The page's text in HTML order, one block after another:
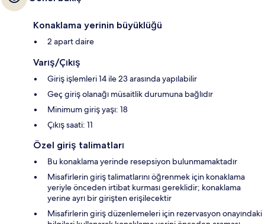
Konaklama yerinin büyüklüğü
2 apart daire
Varış/Çıkış
Giriş işlemleri 14 ile 23 arasında yapılabilir
Geç giriş olanağı müsaitlik durumuna bağlıdır
Minimum giriş yaşı: 18
Çıkış saati: 11
Özel giriş talimatları
Bu konaklama yerinde resepsiyon bulunmamaktadır
Misafirlerin giriş talimatlarını öğrenmek için konaklama
yeriyle önceden irtibat kurması gereklidir; konaklama
yerine ayrı bir girişten erişilecektir
Misafirlerin giriş düzenlemeleri için rezervasyon onayındaki